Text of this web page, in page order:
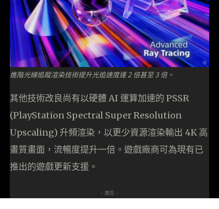
進階光線追蹤渲染技術提升光追速度達 2 倍甚至 3 倍。
其他技術改良尚有以硬體 AI 運算加速的 PSSR
(PlayStation Spectral Super Resolution
Upscaling) 升頻渲染，以更少資源渲染輸出 4K 高
畫質畫面，流暢度提升一倍。遊戲廠商可為現有已
推出的遊戲更新支援。
- 廣告 -